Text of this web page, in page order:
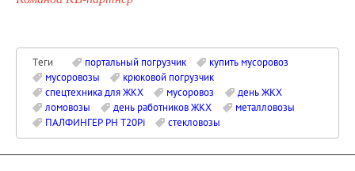
Теги портальный погрузчик
купить мусоровоз
мусоровозы
крюковой погрузчик
спецтехника для ЖКХ
мусоровоз
день ЖКХ
ломовозы
день работников ЖКХ
металловозы
ПАЛФИНГЕР PH T20Pi
стекловозы